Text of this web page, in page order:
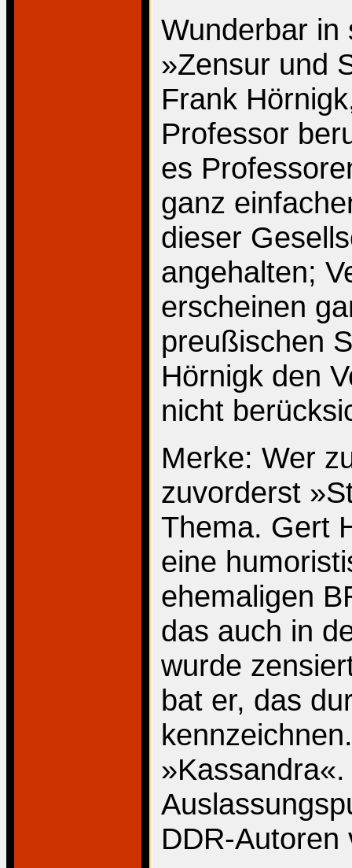
Wunderbar in
»Zensur und
Frank
Professor
es
ganz
dieser
angehalten;
erscheinen
preußischen
Hörnigk den
nicht
Merke: Wer
zuvorderst
Thema. Gert
eine
ehemaligen
das auch in
wurde
bat er, das
DDR-Autoren